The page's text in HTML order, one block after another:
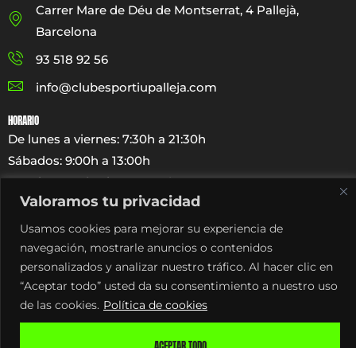
Valoramos tu privacidad
Usamos cookies para mejorar su experiencia de
navegación, mostrarle anuncios o contenidos
personalizados y analizar nuestro tráfico. Al hacer clic en
“Aceptar todo” usted da su consentimiento a nuestro uso
de las cookies. Política de cookies
LEGAL
Política de Privacidad y cookies
Aviso Legal
HORARIO
De lunes a viernes: 7:30h a 21:30h
Sábados: 9:00h a 13:00h
Domingos y festivos cerrado
Carrer Mare de Déu de Montserrat, 4 Pallejà,
Barcelona
93 518 92 56
info@clubesportiupalleja.com